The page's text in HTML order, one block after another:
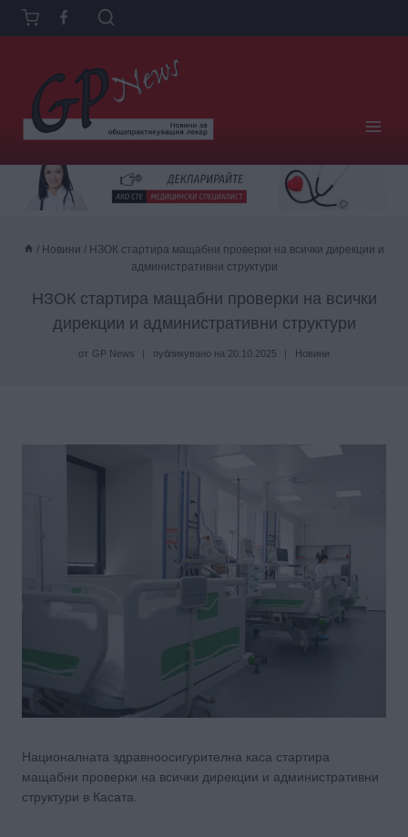
Към
съдържанието
/ Новини / НЗОК стартира мащабни проверки на всички дирекции и
административни структури
НЗОК стартира мащабни проверки на всички
дирекции и административни структури
от GP News публикувано на 20.10.2025 Новини
Националната здравноосигурителна каса стартира
мащабни проверки на всички дирекции и административни
структури в Касата.